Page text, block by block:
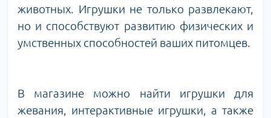
животных. Игрушки не только развлекают,
но и способствуют развитию физических и
умственных способностей ваших питомцев.
В магазине можно найти игрушки для
жевания, интерактивные игрушки, а также